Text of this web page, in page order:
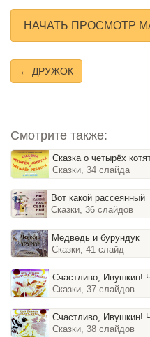
НАЧАТЬ ПРОСМОТР
← ДРУЖОК
Смотрите также:
Сказка о четырёх
Сказки, 34 слайда
Вот какой рассеянный
Сказки, 36 слайдов
Медведь и бурундук
Сказки, 41 слайд
Счастливо, Ивушкин!
Сказки, 37 слайдов
Счастливо, Ивушкин!
Сказки, 38 слайдов